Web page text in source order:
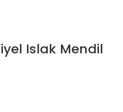
Islak Mendil